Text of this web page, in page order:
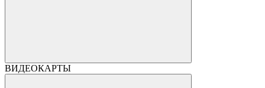
ВИДЕОКАРТЫ